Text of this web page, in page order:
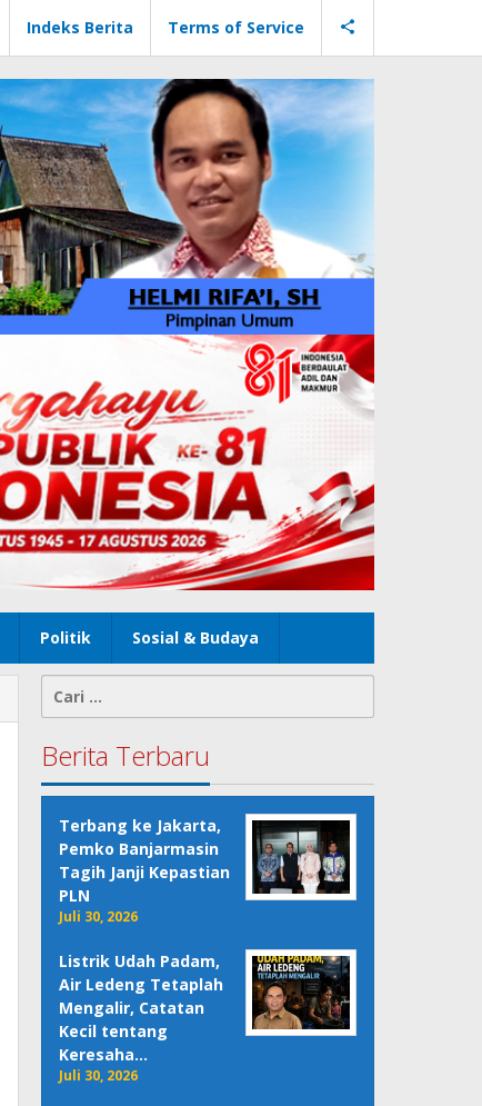
Indeks Berita Terms of Service
Politik Sosial & Budaya
untuk:
Berita Terbaru
Terbang ke Jakarta,
Pemko Banjarmasin
Tagih Janji Kepastian
PLN
Juli 30, 2026
Listrik Udah Padam,
Air Ledeng Tetaplah
Mengalir, Catatan
Kecil tentang
Keresaha…
Juli 30, 2026